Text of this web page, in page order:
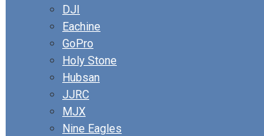
DJI
Eachine
GoPro
Holy Stone
Hubsan
JJRC
MJX
Nine Eagles